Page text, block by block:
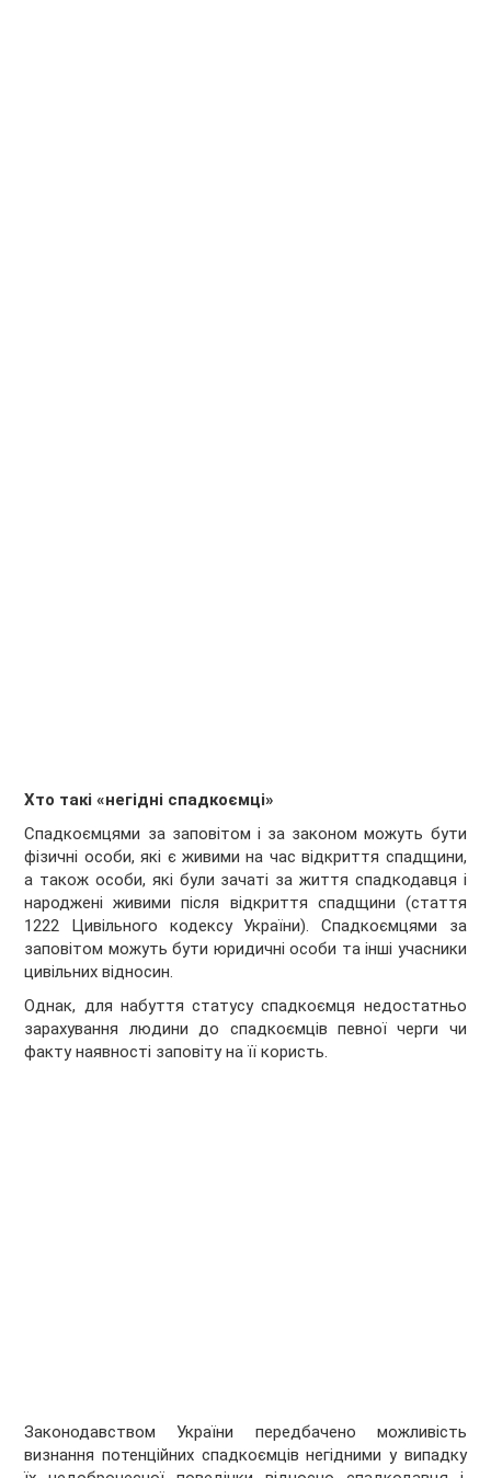
Хто такі «негідні спадкоємці»
Спадкоємцями за заповітом і за законом можуть бути
фізичні особи, які є живими на час відкриття спадщини,
а також особи, які були зачаті за життя спадкодавця і
народжені живими після відкриття спадщини (стаття
1222 Цивільного кодексу України). Спадкоємцями за
заповітом можуть бути юридичні особи та інші учасники
цивільних відносин.
Однак, для набуття статусу спадкоємця недостатньо
зарахування людини до спадкоєм­ців певної черги чи
факту наявності заповіту на її користь.
Законодавством України передбачено можливість
визнання потенційних спадкоємців негідними у випадку